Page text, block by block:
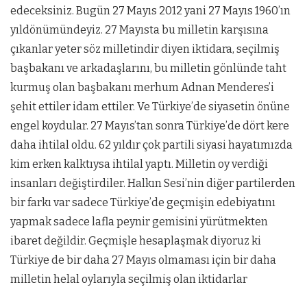
edeceksiniz. Bugün 27 Mayıs 2012 yani 27 Mayıs 1960’ın
yıldönümündeyiz. 27 Mayısta bu milletin karşısına
çıkanlar yeter söz milletindir diyen iktidara, seçilmiş
başbakanı ve arkadaşlarını, bu milletin gönlünde taht
kurmuş olan başbakanı merhum Adnan Menderes’i
şehit ettiler idam ettiler. Ve Türkiye’de siyasetin önüne
engel koydular. 27 Mayıs’tan sonra Türkiye’de dört kere
daha ihtilal oldu. 62 yıldır çok partili siyasi hayatımızda
kim erken kalktıysa ihtilal yaptı. Milletin oy verdiği
insanları değiştirdiler. Halkın Sesi’nin diğer partilerden
bir farkı var sadece Türkiye’de geçmişin edebiyatını
yapmak sadece lafla peynir gemisini yürütmekten
ibaret değildir. Geçmişle hesaplaşmak diyoruz ki
Türkiye de bir daha 27 Mayıs olmaması için bir daha
milletin helal oylarıyla seçilmiş olan iktidarlar